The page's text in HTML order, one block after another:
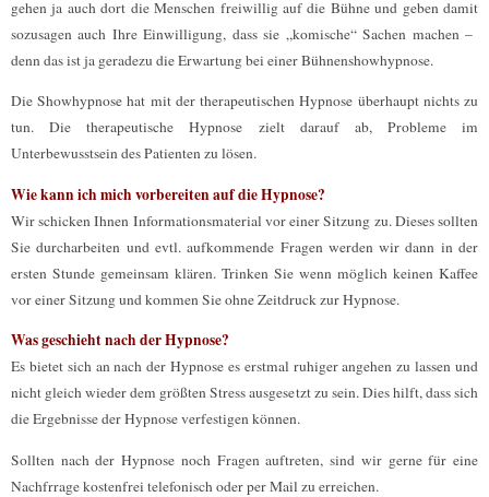
gehen ja auch dort die Menschen freiwillig auf die Bühne und geben damit
sozusagen auch Ihre Einwilligung, dass sie „komische“ Sachen machen –
denn das ist ja geradezu die Erwartung bei einer Bühnenshowhypnose.
Die Showhypnose hat mit der therapeutischen Hypnose überhaupt nichts zu
tun. Die therapeutische Hypnose zielt darauf ab, Probleme im
Unterbewusstsein des Patienten zu lösen.
Wie kann ich mich vorbereiten auf die Hypnose?
Wir schicken Ihnen Informationsmaterial vor einer Sitzung zu. Dieses sollten
Sie durcharbeiten und evtl. aufkommende Fragen werden wir dann in der
ersten Stunde gemeinsam klären. Trinken Sie wenn möglich keinen Kaffee
vor einer Sitzung und kommen Sie ohne Zeitdruck zur Hypnose.
Was geschieht nach der Hypnose?
Es bietet sich an nach der Hypnose es erstmal ruhiger angehen zu lassen und
nicht gleich wieder dem größten Stress ausgesetzt zu sein. Dies hilft, dass sich
die Ergebnisse der Hypnose verfestigen können.
Sollten nach der Hypnose noch Fragen auftreten, sind wir gerne für eine
Nachfrrage kostenfrei telefonisch oder per Mail zu erreichen.